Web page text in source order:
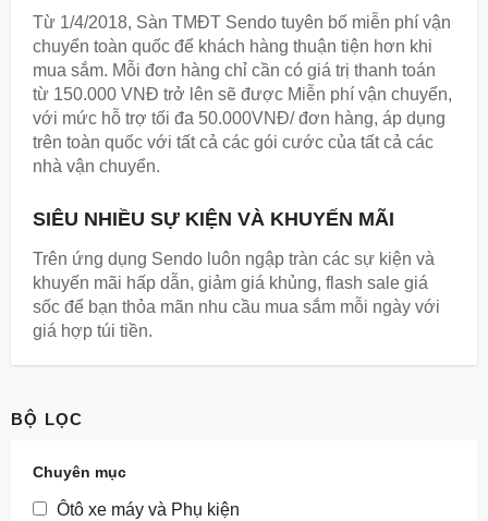
Từ 1/4/2018, Sàn TMĐT Sendo tuyên bố miễn phí vận
chuyển toàn quốc để khách hàng thuận tiện hơn khi
mua sắm. Mỗi đơn hàng chỉ cần có giá trị thanh toán
từ 150.000 VNĐ trở lên sẽ được Miễn phí vận chuyển,
với mức hỗ trợ tối đa 50.000VNĐ/ đơn hàng, áp dụng
trên toàn quốc với tất cả các gói cước của tất cả các
nhà vận chuyển.
SIÊU NHIỀU SỰ KIỆN VÀ KHUYẾN MÃI
Trên ứng dụng Sendo luôn ngập tràn các sự kiện và
khuyến mãi hấp dẫn, giảm giá khủng, flash sale giá
sốc để bạn thỏa mãn nhu cầu mua sắm mỗi ngày với
giá hợp túi tiền.
BỘ LỌC
Chuyên mục
Ôtô xe máy và Phụ kiện